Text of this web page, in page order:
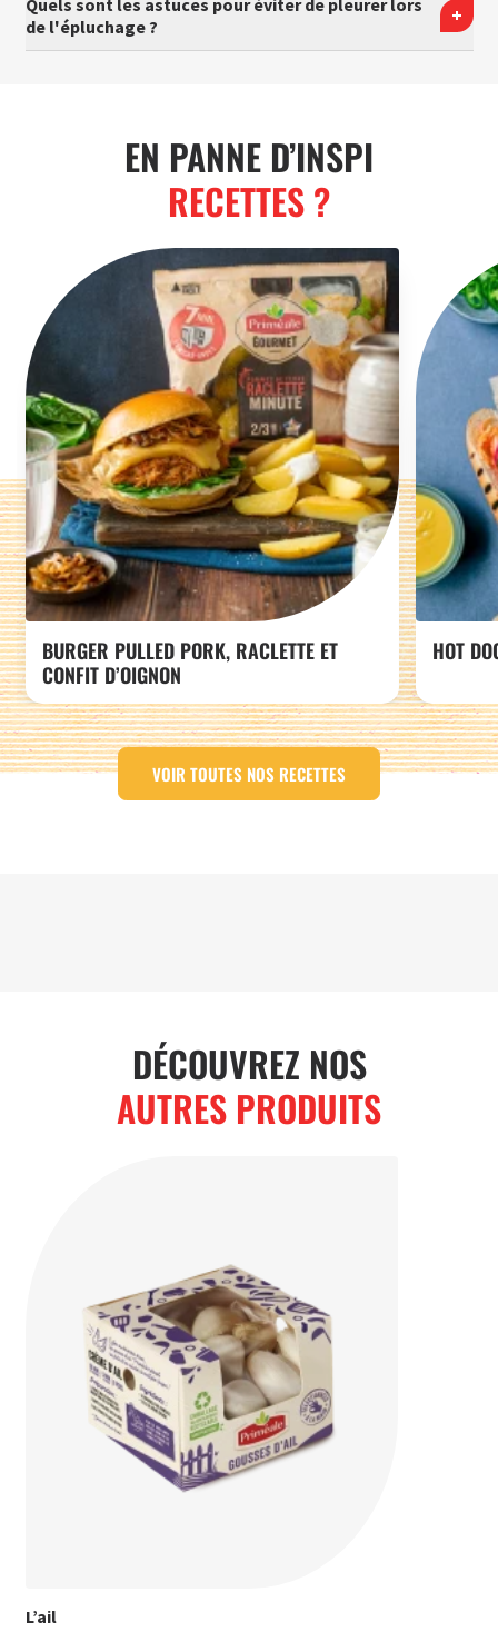
de l'épluchage ?
EN PANNE D’INSPI
RECETTES ?
BURGER PULLED PORK, RACLETTE ET
CONFIT D’OIGNON
HOT
VOIR TOUTES NOS RECETTES
DÉCOUVREZ NOS
AUTRES PRODUITS
L’ail